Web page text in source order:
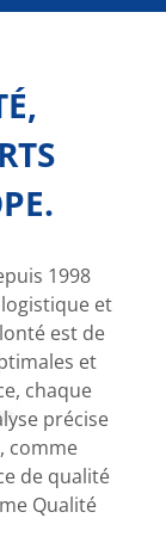
1998
et
est de
et
chaque
précise
comme
de qualité
Qualité